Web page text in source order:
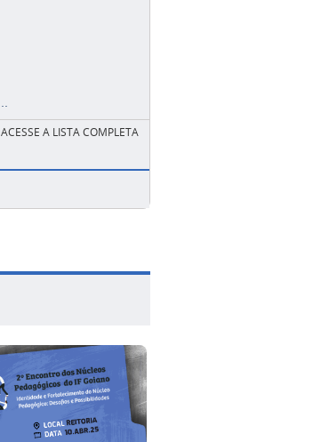
ACESSE A LISTA COMPLETA